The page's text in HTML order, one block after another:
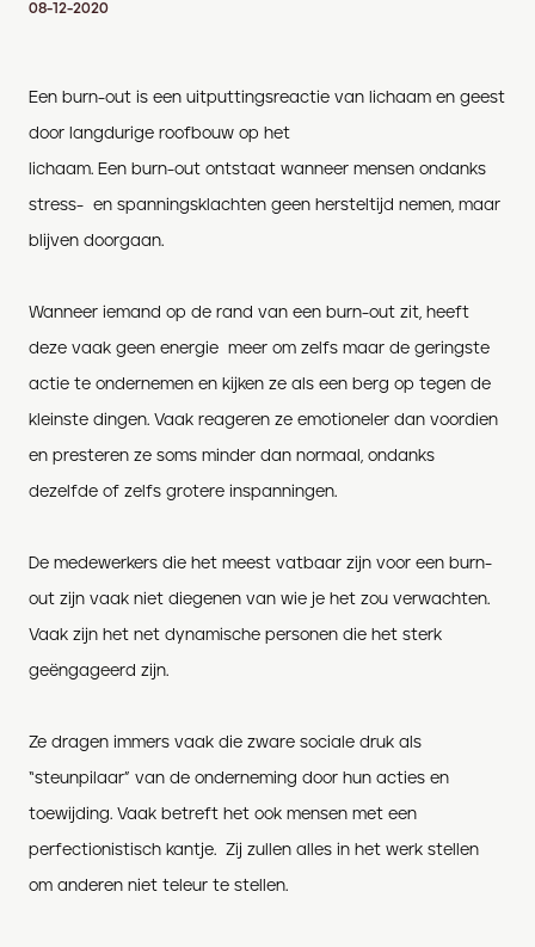
08-12-2020
Een burn-out is een uitputtingsreactie van lichaam en geest
door langdurige roofbouw op het
lichaam. Een burn-out ontstaat wanneer mensen ondanks
stress- en spanningsklachten geen hersteltijd nemen, maar
blijven doorgaan.
Wanneer iemand op de rand van een burn-out zit, heeft
deze vaak geen energie meer om zelfs maar de geringste
actie te ondernemen en kijken ze als een berg op tegen de
kleinste dingen. Vaak reageren ze emotioneler dan voordien
en presteren ze soms minder dan normaal, ondanks
dezelfde of zelfs grotere inspanningen.
De medewerkers die het meest vatbaar zijn voor een burn-
out zijn vaak niet diegenen van wie je het zou verwachten.
Vaak zijn het net dynamische personen die het sterk
geëngageerd zijn.
Ze dragen immers vaak die zware sociale druk als
“steunpilaar” van de onderneming door hun acties en
toewijding. Vaak betreft het ook mensen met een
perfectionistisch kantje. Zij zullen alles in het werk stellen
om anderen niet teleur te stellen.